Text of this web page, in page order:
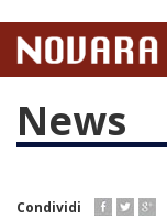
contenuto
News
Condividi